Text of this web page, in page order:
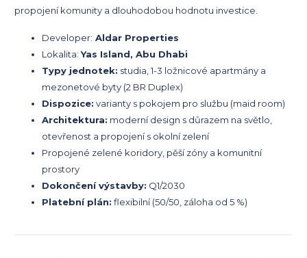
propojení komunity a dlouhodobou hodnotu investice.
Developer: Aldar Properties
Lokalita:Yas Island, Abu Dhabi
Typy jednotek: studia, 1-3 ložnicové apartmány a
mezonetové byty (2 BR Duplex)
Dispozice: varianty s pokojem pro službu (maid room)
Architektura: moderní design s důrazem na světlo,
otevřenost a propojení s okolní zelení
Propojené zelené koridory, pěší zóny a komunitní
prostory
Dokončení výstavby: Q1/2030
Platební plán: flexibilní (50/50, záloha od 5 %)